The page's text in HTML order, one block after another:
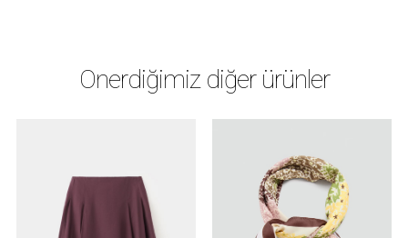
Önerdiğimiz diğer ürünler